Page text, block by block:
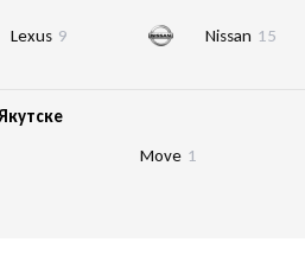
Lexus 9 Nissan 15
Move 1